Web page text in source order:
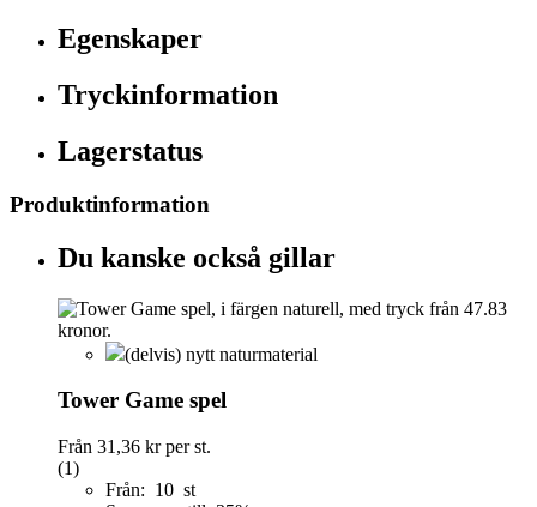
Egenskaper
Tryckinformation
Lagerstatus
Produktinformation
Du kanske också gillar
(delvis) nytt naturmaterial
Tower Game spel
Från 31,36 krper st.
(1)
Från: 10 st